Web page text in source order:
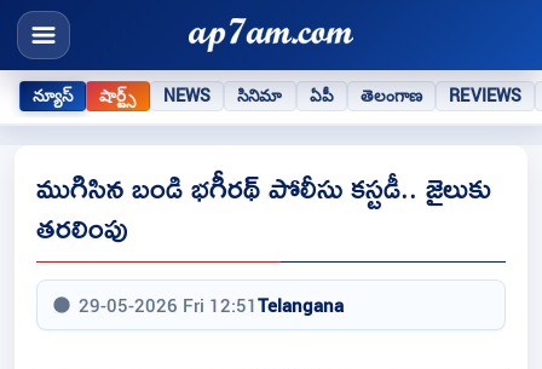
న్యూస్ షార్ట్స్ NEWS సినిమా ఏపీ తెలంగాణ REVIEWS
ముగిసిన బండి భగీరథ్ పోలీసు కస్టడీ.. జైలుకు
తరలింపు
29-05-2026 Fri 12:51Telangana